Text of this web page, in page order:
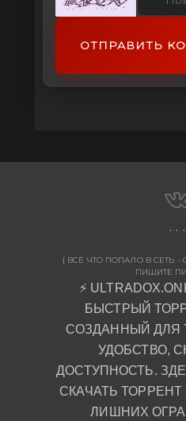
ОТПРАВИТЬ
{ ВСЁ ЧТО ПОПАЛО В СЕТЬ
ПИШИТЕ
⚡
БЫСТРЫЙ
СОЗДАННЫЙ ДЛЯ
УДОБСТВО,
ДОСТУПНОСТЬ.
СКАЧАТЬ
ЛИШНИХ